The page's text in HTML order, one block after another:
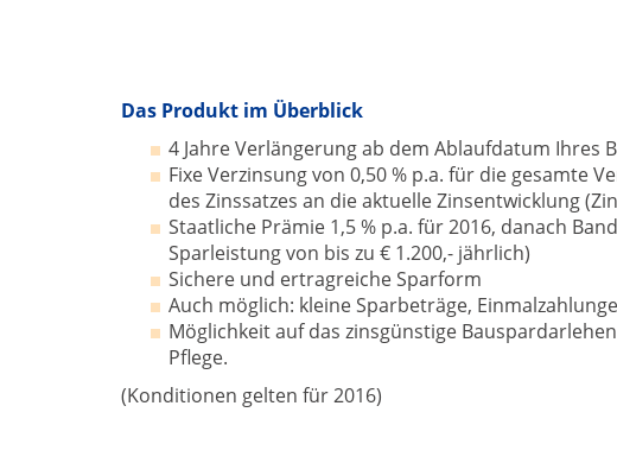
Das Produkt im Überblick
4 Jahre Verlängerung ab dem Ablaufdatum Ihres
Fixe Verzinsung von 0,50 % p.a. für die gesamte
des Zinssatzes an die aktuelle Zinsentwicklung
Staatliche Prämie 1,5 % p.a. für 2016, danach
Sparleistung von bis zu € 1.200,- jährlich)
Sichere und ertragreiche Sparform
Auch möglich: kleine Sparbeträge,
Möglichkeit auf das zinsgünstige
Pflege.
(Konditionen gelten für 2016)